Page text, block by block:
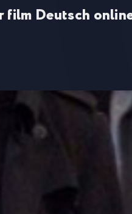
film Deutsch